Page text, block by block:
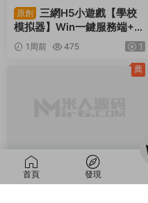
原創
三網H5小遊戲【學校
模拟器】Win一鍵服務端+Li
nux手工服務端+視頻架設教
程
1周前 475 1
三網H5小遊戲
原創 三網H5小遊戲【怪談
薦
首頁 發現